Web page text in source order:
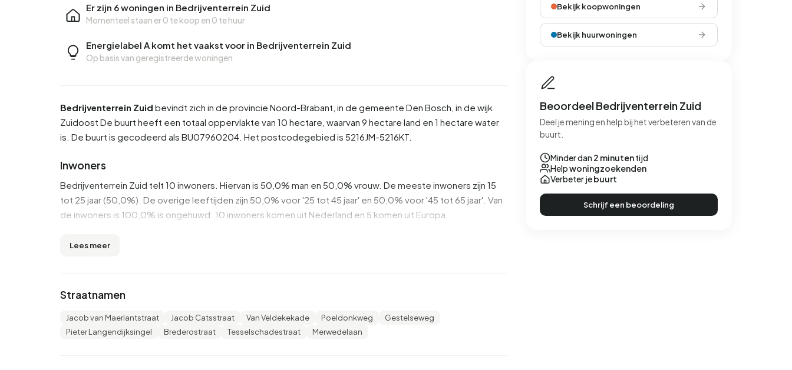
Er zijn 6 woningen in Bedrijventerrein Zuid
Momenteel staan er0 te koop en 0 te huur
Energielabel A komt het vaakst voor in Bedrijventerrein Zuid
Op basis van geregistreerde woningen
Bedrijventerrein Zuid bevindt zich in de provincie Noord-Brabant , in de gemeente Den Bosch , in de wijk
Zuidoost De buurt heeft een totaal oppervlakte van 10 hectare, waarvan 9 hectare land en 1 hectare water
is. De buurt is gecodeerd als BU07960204. Het postcodegebied is 5216JM-5216KT.
Inwoners
Bedrijventerrein Zuid telt 10 inwoners. Hiervan is 50,0% man en 50,0% vrouw. De meeste inwoners zijn 15
tot 25 jaar (50,0%). De overige leeftijden zijn 50,0% voor '25 tot 45 jaar' en 50,0% voor '45 tot 65 jaar'. Van
de inwoners is 100,0% is ongehuwd. 10 inwoners komen uit Nederland en 5 komen uit Europa.
huishoudens zonder kinderen en 0,0% huishoudens met kinderen. De gemiddelde huishoudensgrootte is
Woningen
In Bedrijventerrein Zuid zijn er 6 woningen. De meest voorkomende bouwperiodes in Bedrijventerrein Zuid
zijn 1950-1970 (47%) en 1700-1900 (22%).
Lees meer
Straatnamen
Jacob van Maerlantstraat Jacob Catsstraat Van Veldekekade Poeldonkweg
Gestelseweg
Pieter Langendijksingel
Brederostraat Tesselschadestraat Merwedelaan
Bekijk koopwoningen
Bekijk huurwoningen
Beoordeel Bedrijventerrein Zuid
Deel je mening en help bij het verbeteren van de
buurt.
Minder dan 2 minutentijd
Helpwoningzoekenden
Verbeter jebuurt
Schrijf een beoordeling